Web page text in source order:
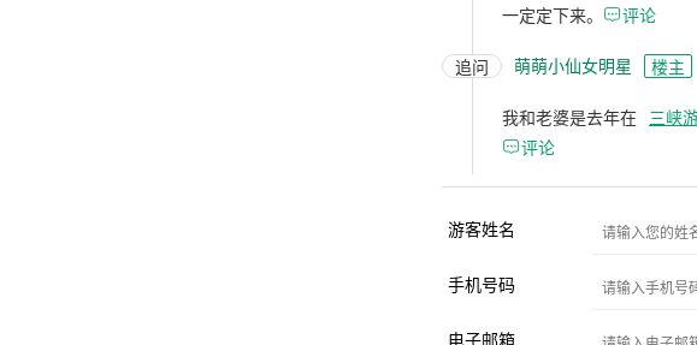
一定定下来。 评论
追问 萌萌小仙女明星 楼主
我和老婆是去年在 三峡
评论
游客姓名
手机号码
电子邮箱